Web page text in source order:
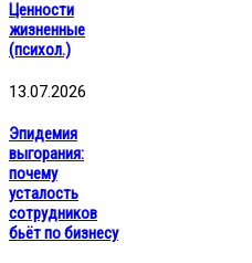
Ценности
жизненные
(психол.)
13.07.2026
Эпидемия
выгорания:
почему
усталость
сотрудников
бьёт по бизнесу